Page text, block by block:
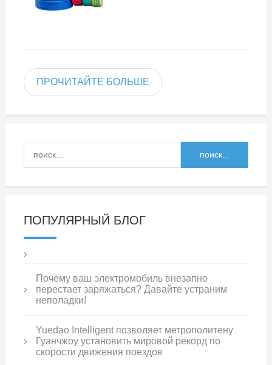
ПРОЧИТАЙТЕ БОЛЬШЕ
ПОПУЛЯРНЫЙ БЛОГ
Почему ваш электромобиль внезапно
перестает заряжаться? Давайте устраним
неполадки!
Yuedao Intelligent позволяет метрополитену
Гуанчжоу установить мировой рекорд по
скорости движения поездов